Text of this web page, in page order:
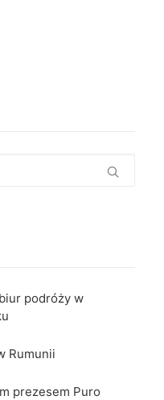
podróży w
Rumunii
prezesem Puro